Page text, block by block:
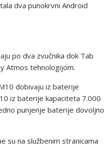
dva punokrvni Android
po dva zvučnika dok Tab
Atmos tehnologijom.
dobivaju iz baterije
iz baterije kapaciteta 7.000
punjenje baterije dovoljno
su na službenim stranicama